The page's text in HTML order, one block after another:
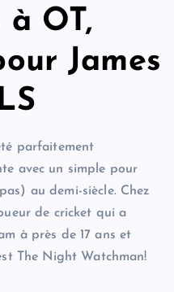
à OT,
James
parfaitement
avec un simple pour
au demi-siècle. Chez
de cricket qui a
à près de 17 ans et
The Night Watchman!